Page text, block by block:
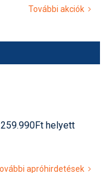
További akciók
helyett
apróhirdetések